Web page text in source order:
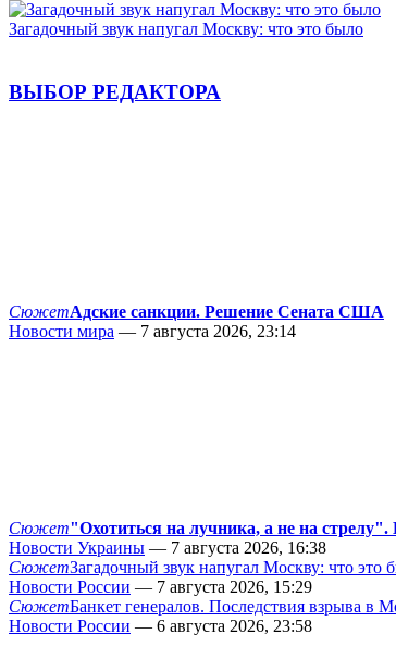
Загадочный звук напугал Москву: что это было
ВЫБОР РЕДАКТОРА
СюжетАдские санкции. Решение Сената США
Новости мира — 7 августа 2026, 23:14
Сюжет"Охотиться на лучника, а не на
Новости Украины — 7 августа 2026, 16:38
СюжетЗагадочный звук напугал Москву: что это
Новости России — 7 августа 2026, 15:29
СюжетБанкет генералов. Последствия взрыва в
Новости России — 6 августа 2026, 23:58